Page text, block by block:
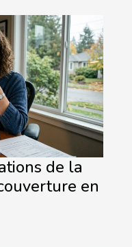
de la
en